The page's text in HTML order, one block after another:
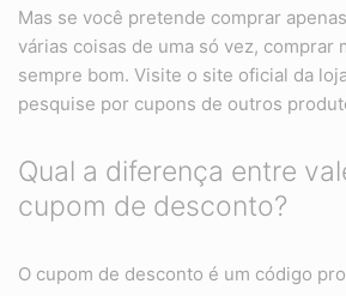
Mas se você pretende comprar
várias coisas de uma só vez, comprar
sempre bom. Visite o site oficial da
pesquise por cupons de outros
Qual a diferença entre
cupom de desconto?
O cupom de desconto é um código